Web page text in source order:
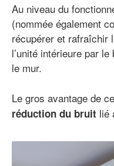
Au niveau du
(nommée également
récupérer et rafraîchir
l’unité intérieure par
le mur.
Le gros avantage de
réduction du bruit lié